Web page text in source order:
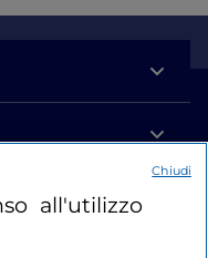
all'utilizzo
Chiudi